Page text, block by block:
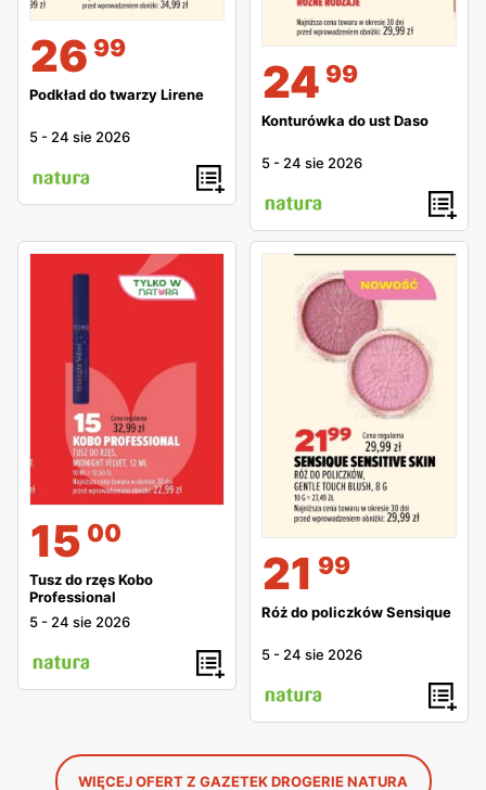
26 99
Podkład do twarzy Lirene
5 - 24 sie 2026
24 99
Konturówka do ust Daso
5 - 24 sie 2026
15 00
Tusz do rzęs Kobo
Professional
5 - 24 sie 2026
21 99
Róż do policzków Sensique
5 - 24 sie 2026
WIĘCEJ OFERT Z GAZETEK DROGERIE NATURA